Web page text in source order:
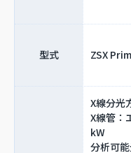
型式 ZSX
X線分光
X線管：
kW
分析可